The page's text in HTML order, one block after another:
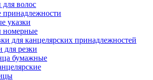
для волос
принадлежности
указки
для канцелярских принадлежностей
для резки
бумажные